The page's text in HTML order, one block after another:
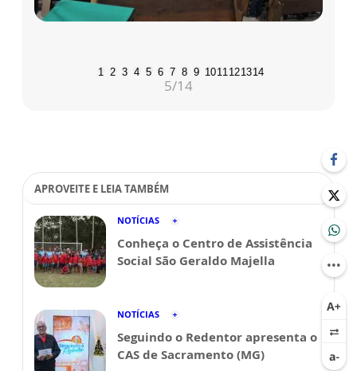
1 2 3 4 5 6 7 8 9 1011121314
5/14
APROVEITE E LEIA TAMBÉM
NOTÍCIAS
Conheça o Centro de Assistência
Social São Geraldo Majella
NOTÍCIAS
Seguindo o Redentor apresenta o
CAS de Sacramento (MG)